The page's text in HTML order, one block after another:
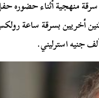
سرقة منهجية أثناء حضوره
أخريين بسرقة ساعة